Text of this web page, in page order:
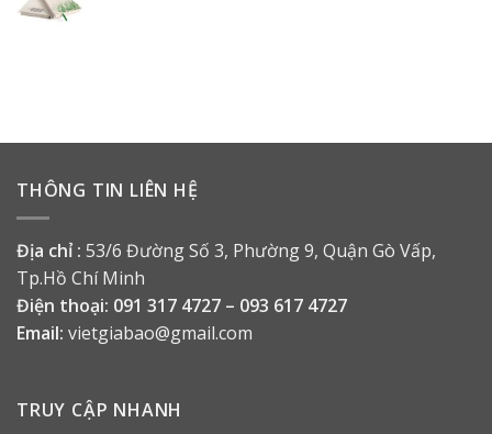
THÔNG TIN LIÊN HỆ
Địa chỉ : 53/6 Đường Số 3, Phường 9, Quận Gò Vấp,
Tp.Hồ Chí Minh
Điện thoại: 091 317 4727 – 093 617 4727
Email: vietgiabao@gmail.com
TRUY CẬP NHANH